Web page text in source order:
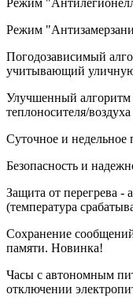
Режим
Погодозависимый
учитывающий уличную
Улучшенный алгоритм
теплоносителя/воздуха
Суточное и недельное
Безопасность и
Защита от перегрева -
(температура
Сохранение
памяти. Новинка!
Часы с автономным
отключении